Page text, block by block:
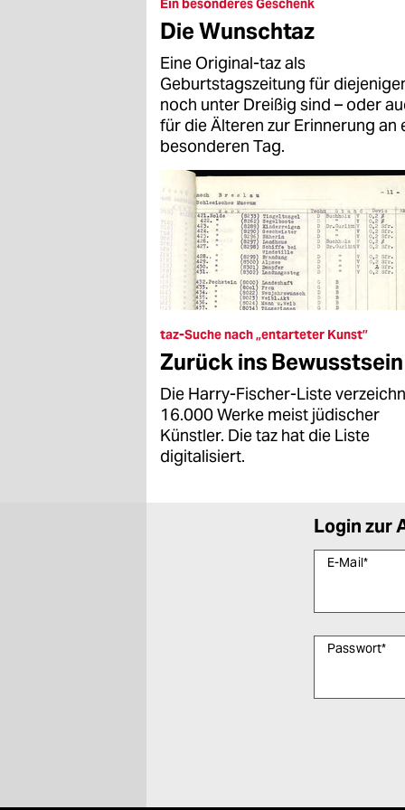
epaper login
Ein besonderes Geschenk
Die Wunschtaz
Eine Original-taz als
Geburtstagszeitung für
noch unter Dreißig sind – oder
für die Älteren zur Erinnerung an
besonderen Tag.
taz-Suche nach „entarteter Kunst”
Zurück ins Bewusstsein
Die Harry-Fischer-Liste
16.000 Werke meist jüdischer
Künstler. Die taz hat die Liste
digitalisiert.
Login zur
E-Mail*
Passwort*